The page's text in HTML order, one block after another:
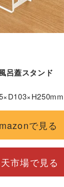
呂蓋スタンド
で見る
市場で見る